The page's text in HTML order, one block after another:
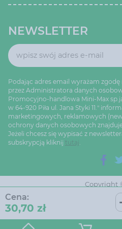
Cena:
30,70 zł
NEWSLETTER
Podając adres email wyrażam
przez Administratora danych
Promocyjno-handlowa Mini-Max
w 64-920 Piła ul. Jana Styki 11."
marketingowych, reklamowych
ochrony danych osobowych
Jeżeli chcesz się wypisać z
subskrypcją kliknij tutaj
Copyright
Projekt i